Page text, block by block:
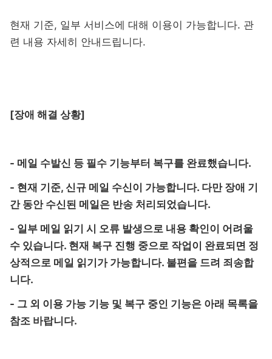
현재 기준, 일부 서비스에 대해 이용이 가능합니다. 관
련 내용 자세히 안내드립니다.
[장애 해결 상황]
- 메일 수발신 등 필수 기능부터 복구를 완료했습니다.
- 현재 기준, 신규 메일 수신이 가능합니다. 다만 장애 기
간 동안 수신된 메일은 반송 처리되었습니다.
- 일부 메일 읽기 시 오류 발생으로 내용 확인이 어려울
수 있습니다. 현재 복구 진행 중으로 작업이 완료되면 정
상적으로 메일 읽기가 가능합니다. 불편을 드려 죄송합
니다.
- 그 외 이용 가능 기능 및 복구 중인 기능은 아래 목록을
참조 바랍니다.